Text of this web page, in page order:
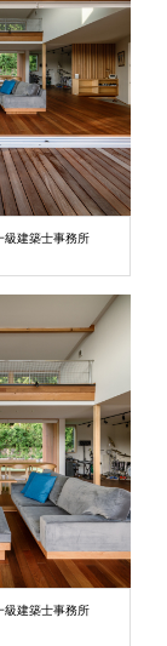
級建築士事務所
級建築士事務所